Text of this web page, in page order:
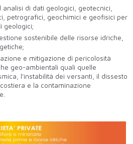
di dati geologici, geotecnici,
petrografici, geochimici e geofisici per
geologici;
sostenibile delle risorse idriche,
e mitigazione di pericolosità
geo-ambientali quali quelle
l'instabilità dei versanti, il dissesto
e la contaminazione